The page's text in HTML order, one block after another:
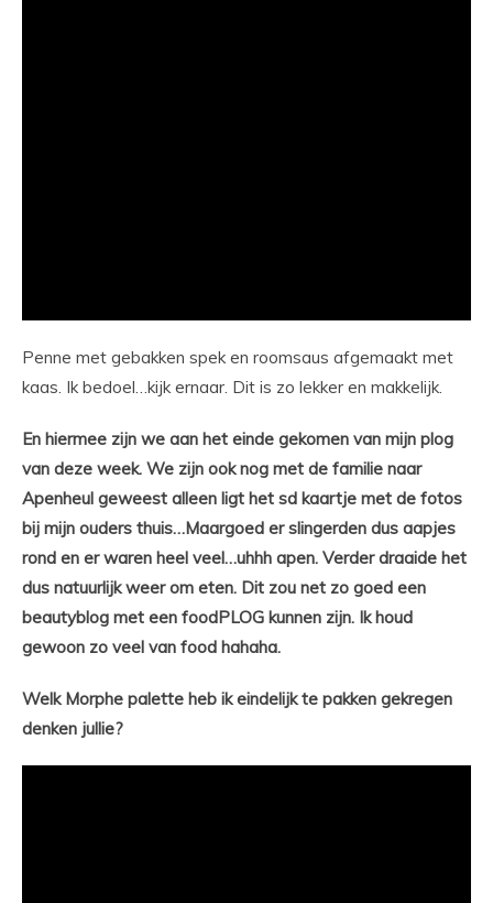
Penne met gebakken spek en roomsaus afgemaakt met
kaas. Ik bedoel…kijk ernaar. Dit is zo lekker en makkelijk.
En hiermee zijn we aan het einde gekomen van mijn plog
van deze week. We zijn ook nog met de familie naar
Apenheul geweest alleen ligt het sd kaartje met de fotos
bij mijn ouders thuis…Maargoed er slingerden dus aapjes
rond en er waren heel veel…uhhh apen. Verder draaide het
dus natuurlijk weer om eten. Dit zou net zo goed een
beautyblog met een foodPLOG kunnen zijn. Ik houd
gewoon zo veel van food hahaha.
Welk Morphe palette heb ik eindelijk te pakken gekregen
denken jullie?